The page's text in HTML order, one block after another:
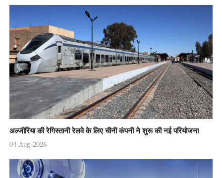
अल्जीरिया की रेगिस्तानी रेलवे के लिए चीनी कंपनी ने शुरू की नई परियोजना
04-Aug-2026